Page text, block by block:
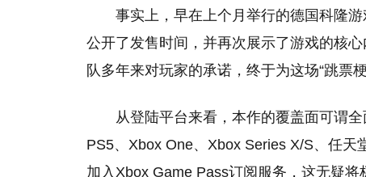
事实上，早在上个月举行的德国科隆
公开了发售时间，并再次展示了游戏的核
队多年来对玩家的承诺，终于为这场“跳票梗
从登陆平台来看，本作的覆盖面可谓
PS5、Xbox One、Xbox Series X/S、任
加入Xbox Game Pass订阅服务，这无疑